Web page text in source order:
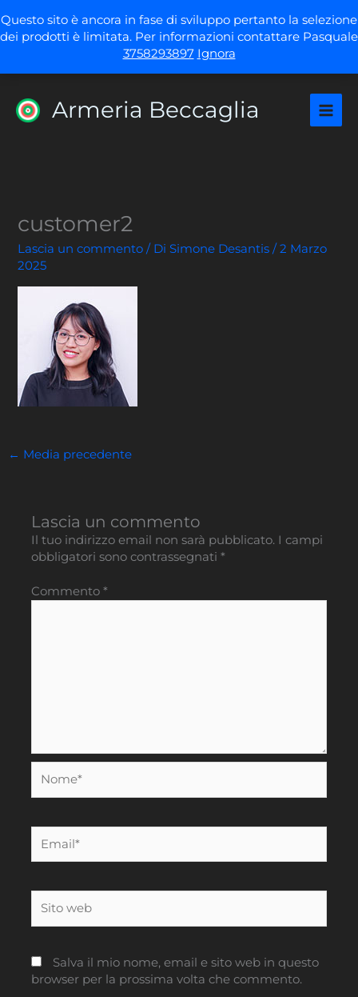
Questo sito è ancora in fase di sviluppo pertanto la selezione
dei prodotti è limitata. Per informazioni contattare Pasquale
3758293897 Ignora
al
contenuto
Armeria Beccaglia
customer2
Lascia un commento / DiSimone Desantis/2 Marzo
2025
← Media precedente
Lascia un commento
Il tuo indirizzo email non sarà pubblicato. I campi
obbligatori sono contrassegnati*
Commento*
web
Salva il mio nome, email e sito web in questo
browser per la prossima volta che commento.